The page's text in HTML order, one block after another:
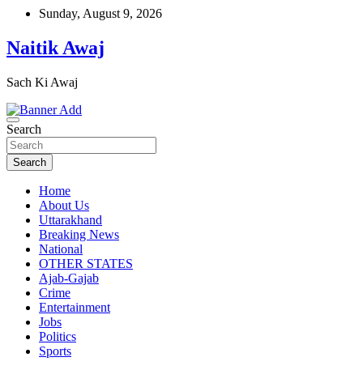
Skip
content
Sunday, August 9, 2026
Naitik Awaj
Sach Ki Awaj
Search
Search
Home
About Us
Uttarakhand
Breaking News
National
OTHER STATES
Ajab-Gajab
Crime
Entertainment
Jobs
Politics
Sports